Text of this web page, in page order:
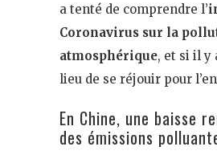
a tenté de comprendre l’
Coronavirus sur la
atmosphérique, et si il y
lieu de se réjouir pour
En Chine, une baisse
des émissions